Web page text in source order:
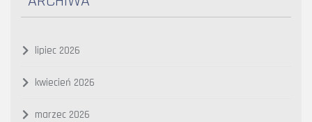
lipiec 2026
kwiecień 2026
marzec 2026